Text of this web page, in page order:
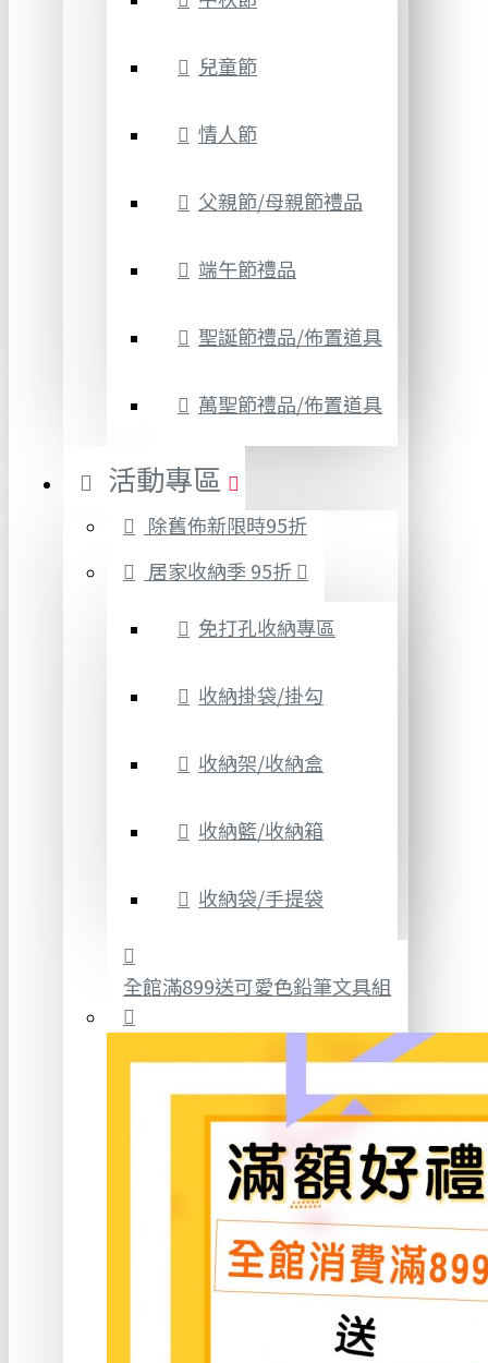
兒童節
情人節
父親節/母親節禮品
端午節禮品
聖誕節禮品/佈置道具
萬聖節禮品/佈置道具
活動專區
除舊佈新限時95折
居家收納季 95折
免打孔收納專區
收納掛袋/掛勾
收納架/收納盒
收納籃/收納箱
收納袋/手提袋
全館滿899送可愛色鉛筆文具組